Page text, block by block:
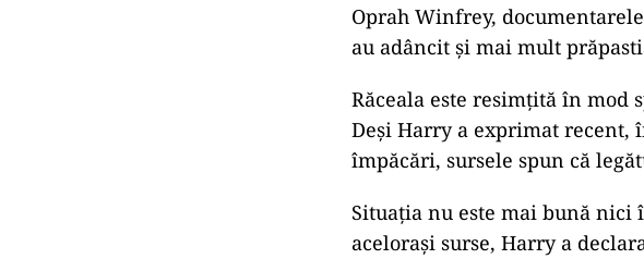
Oprah Winfrey,
au adâncit și mai mult
Răceala este resimțită în
Deși Harry a exprimat
împăcări, sursele spun că
Situația nu este mai bună
acelorași surse, Harry a